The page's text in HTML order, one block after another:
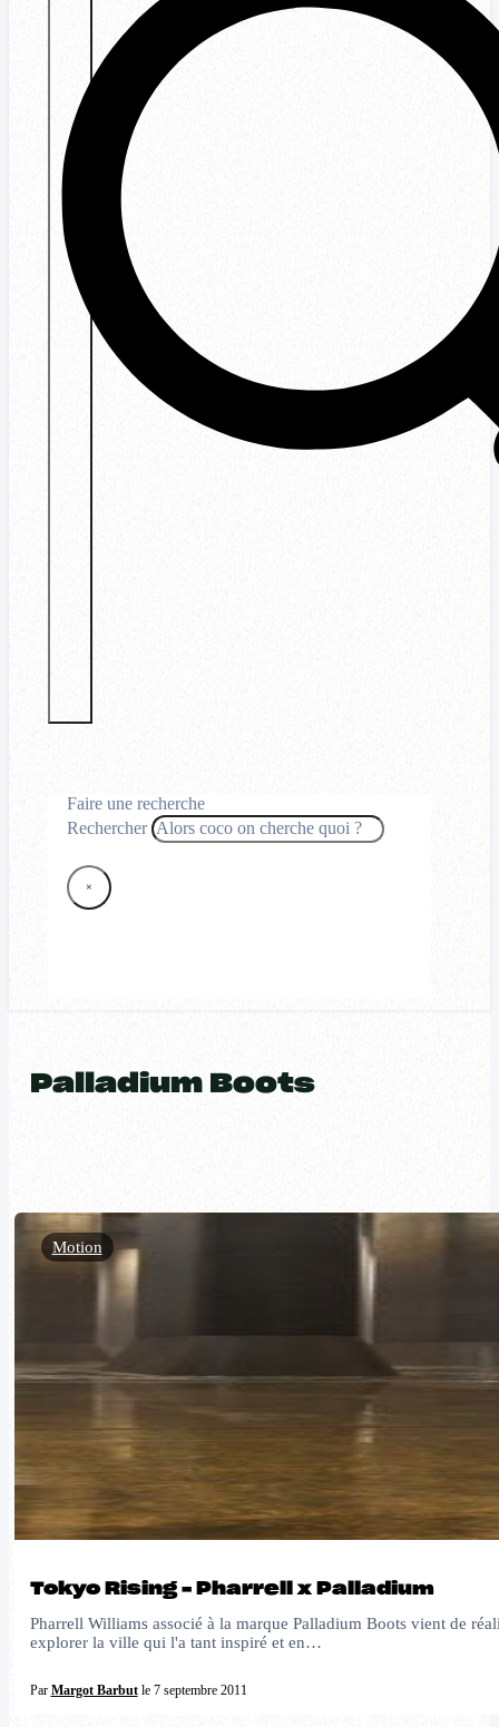
Faire une recherche
Rechercher
×
Palladium Boots
Tokyo Rising – Pharrell x Palladium
Pharrell Williams associé à la marque Palladium Boots vient de
explorer la ville qui l'a tant inspiré et en…
Par Margot Barbutle 7 septembre 2011
Motion